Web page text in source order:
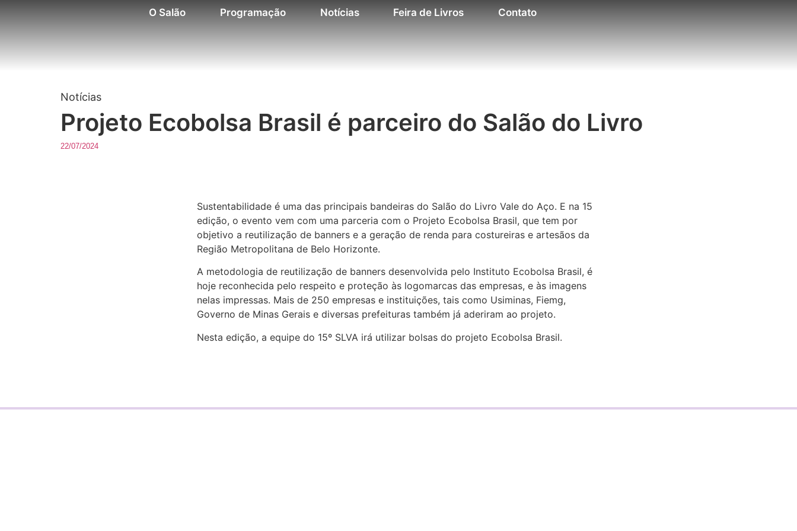
O Salão Programação Notícias Feira de Livros Contato
Notícias
Projeto Ecobolsa Brasil é parceiro do Salão do Livro
22/07/2024
Sustentabilidade é uma das principais bandeiras do Salão do Livro Vale do Aço. E na 15
edição, o evento vem com uma parceria com o Projeto Ecobolsa Brasil, que tem por
objetivo a reutilização de banners e a geração de renda para costureiras e artesãos da
Região Metropolitana de Belo Horizonte.
A metodologia de reutilização de banners desenvolvida pelo Instituto Ecobolsa Brasil, é
hoje reconhecida pelo respeito e proteção às logomarcas das empresas, e às imagens
nelas impressas. Mais de 250 empresas e instituições, tais como Usiminas, Fiemg,
Governo de Minas Gerais e diversas prefeituras também já aderiram ao projeto.
Nesta edição, a equipe do 15º SLVA irá utilizar bolsas do projeto Ecobolsa Brasil.